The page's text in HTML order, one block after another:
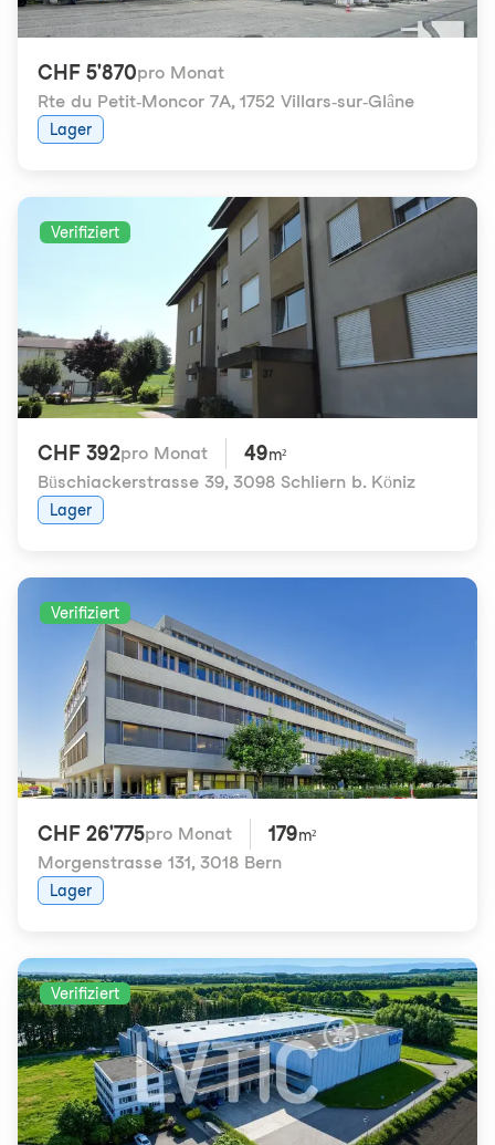
CHF 5'870pro Monat
Rte du Petit-Moncor 7A, 1752 Villars-sur-Glâne
Lager
Verifiziert
CHF 392pro Monat 49m²
Büschiackerstrasse 39, 3098 Schliern b. Köniz
Lager
Verifiziert
CHF 26'775pro Monat 179m²
Morgenstrasse 131, 3018 Bern
Lager
Verifiziert